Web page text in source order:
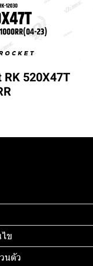
RK 520X47T
ข
นตัว